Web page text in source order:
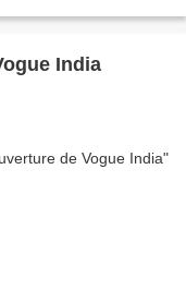
India